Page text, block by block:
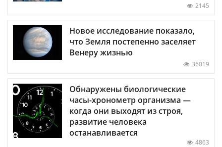
2145
Новое исследование показало,
что Земля постепенно заселяет
Венеру жизнью
36019
Обнаружены биологические
часы-хронометр организма —
когда они выходят из строя,
развитие человека
останавливается
4863